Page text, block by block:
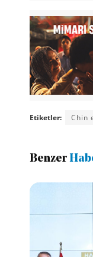
Etiketler: Chin
Benzer